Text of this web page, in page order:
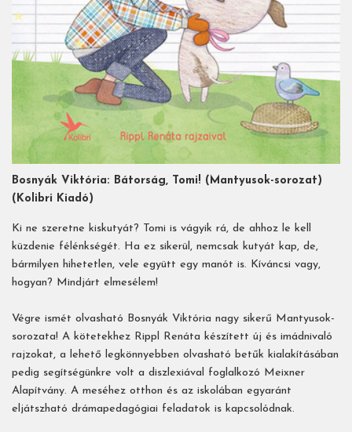
Bosnyák Viktória: Bátorság, Tomi! (Mantyusok-sorozat)
(Kolibri Kiadó)
Ki ne szeretne kiskutyát? Tomi is vágyik rá, de ahhoz le kell
küzdenie félénkségét. Ha ez sikerül, nemcsak kutyát kap, de,
bármilyen hihetetlen, vele együtt egy manót is. Kíváncsi vagy,
hogyan? Mindjárt elmesélem!
Végre ismét olvasható Bosnyák Viktória nagy sikerű Mantyusok-
sorozata! A kötetekhez Rippl Renáta készített új és imádnivaló
rajzokat, a lehető legkönnyebben olvasható betűk kialakításában
pedig segítségünkre volt a diszlexiával foglalkozó Meixner
Alapítvány. A meséhez otthon és az iskolában egyaránt
eljátszható drámapedagógiai feladatok is kapcsolódnak.